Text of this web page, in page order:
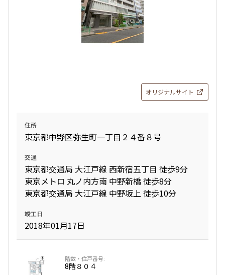
オリジナルサイト
住所
東京都中野区弥生町一丁目２４番８号
交通
東京都交通局 大江戸線 西新宿五丁目 徒歩9分
東京メトロ 丸ノ内方南 中野新橋 徒歩8分
東京都交通局 大江戸線 中野坂上 徒歩10分
竣工日
2018年01月17日
8階８０４